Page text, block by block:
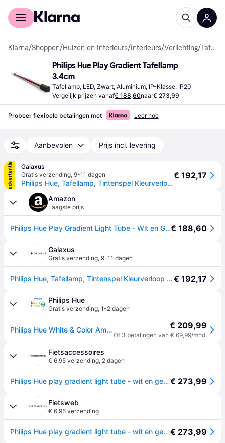
Voor shoppers
Klarna/Shoppen/Huizen en Interieurs/ Interieurs/Verlichting/ Tafellampen
Philips Hue Play Gradient Tafellamp
3.4cm
Tafellamp, LED, Zwart, Aluminium, IP-Klasse: IP20
Vergelijk prijzen vanaf€ 188,60naar€ 273,99
Probeer flexibele betalingen met Leer hoe
Aanbevolen Prijs incl. levering
advertentie
Galaxus
Gratis verzending, 9-11 dagen
Philips Hue, Tafellamp, Tintenspel Kleurverloop (1100lm)
€ 192,17
Amazon
Laagste prijs
Philips Hue Play Gradient Light Tube - Wit en Gekleurd Licht - Werkt met Alexa, Google Home & Apple HomeKit - Verbind met Hue Bridge - Compact Formaat - Zwart€ 188,60
Galaxus
Gratis verzending, 9-11 dagen
Philips Hue, Tafellamp, Tintenspel Kleurverloop (1100lm)€ 192,17
Philips Hue
Gratis verzending, 1-2 dagen
Philips Hue White & Color Ambiance Play Gradient Light Buis Compact - Zwart € 209,99
Of 3 betalingen van € 69,99/mnd.
Fietsaccessoires
€ 6,95 verzending, 2 dagen
Philips Hue play gradient light tube - wit en gekleurd licht - 75cm - zwart€ 273,99
Fietsweb
€ 6,95 verzending
Philips Hue play gradient light tube - wit en gekleurd licht - 75cm - zwart€ 273,99